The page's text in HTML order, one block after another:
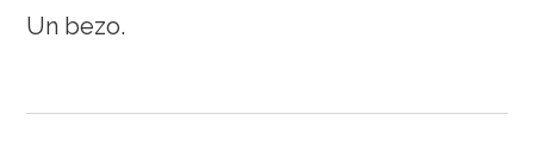
Un bezo.